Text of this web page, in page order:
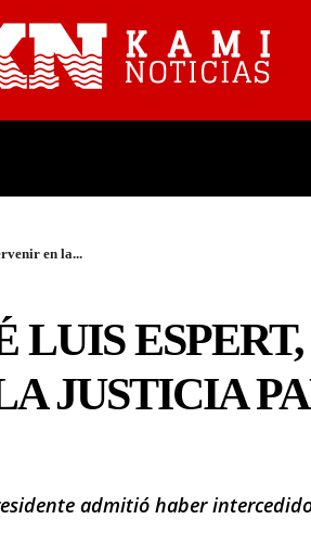
en la...
LUIS
JUSTICIA
admitió haber